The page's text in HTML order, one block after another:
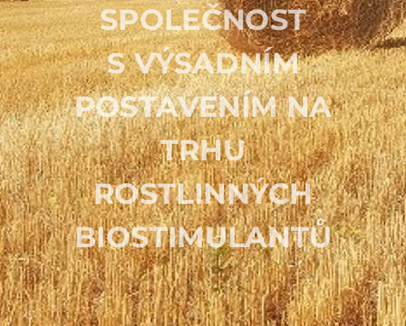
SPOLEČNOST
SVÝSADNÍM
POSTAVENÍM NA
TRHU
ROSTLINNÝCH
BIOSTIMULANTŮ